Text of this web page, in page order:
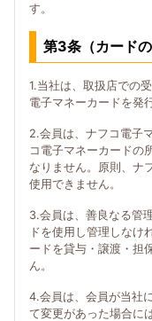
す。
第3条（カードの
1.当社は、取扱店での
電子マネーカードを発
2.会員は、ナフコ電子
コ電子マネーカードの
なりません。原則、ナ
使用できません。
3.会員は、善良なる管
ドを使用し管理しなけ
ードを貸与・譲渡・担
ん。
4.会員は、会員が当社
て変更があった場合に